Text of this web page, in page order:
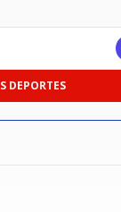
DEPORTES